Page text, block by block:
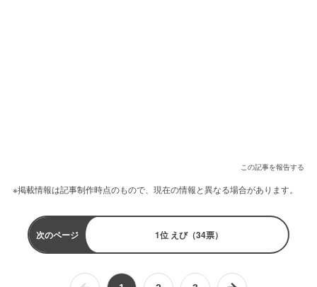
この記事を報告する
※掲載情報は記事制作時点のもので、現在の情報と異なる場合があります。
次のページ 1位 えび（34票）